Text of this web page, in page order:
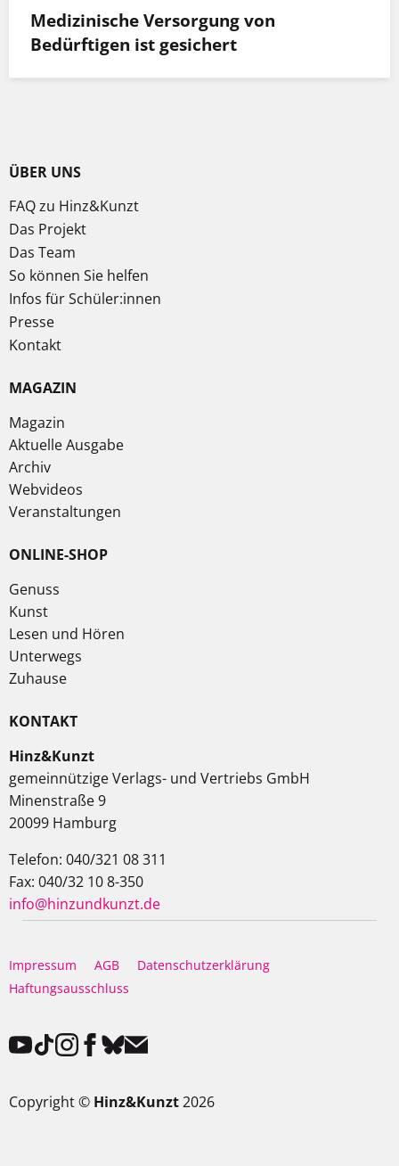
Medizinische Versorgung von
Bedürftigen ist gesichert
ÜBER UNS
FAQ zu Hinz&Kunzt
Das Projekt
Das Team
So können Sie helfen
Infos für Schüler:innen
Presse
Kontakt
MAGAZIN
Magazin
Aktuelle Ausgabe
Archiv
Webvideos
Veranstaltungen
ONLINE-SHOP
Genuss
Kunst
Lesen und Hören
Unterwegs
Zuhause
KONTAKT
Hinz&Kunzt
gemeinnützige Verlags- und Vertriebs GmbH
Minenstraße 9
20099 Hamburg
Telefon: 040/321 08 311
Fax: 040/32 10 8-350
info@hinzundkunzt.de
Impressum AGB
Datenschutzerklärung
Haftungsausschluss
Copyright © Hinz&Kunzt2026